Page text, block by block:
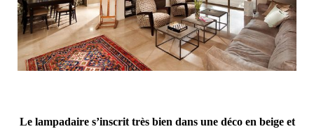
Le lampadaire s’inscrit très bien dans une déco en beige et